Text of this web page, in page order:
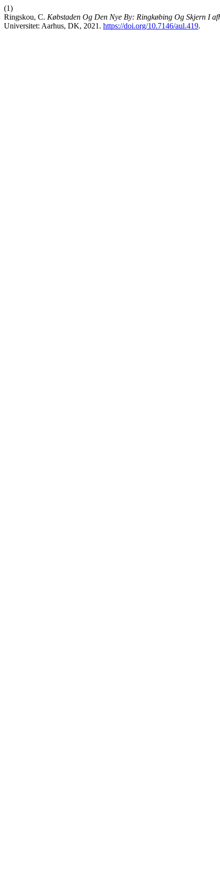
(1)
Ringskou, C. Købstaden Og Den Nye By: Ringkøbing Og Skjern I
Universitet: Aarhus, DK, 2021. https://doi.org/10.7146/aul.419.